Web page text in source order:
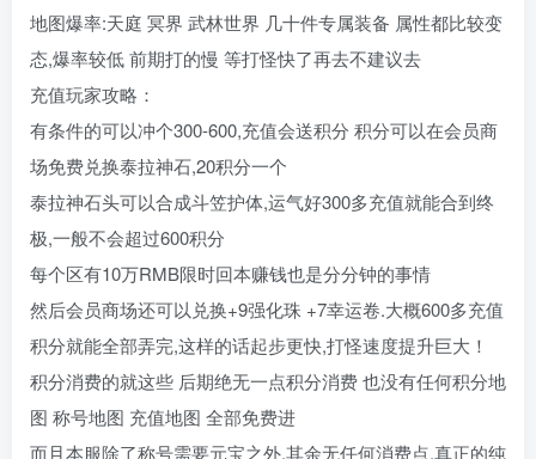
地图爆率:天庭 冥界 武林世界 几十件专属装备 属性都比较变
态,爆率较低 前期打的慢 等打怪快了再去不建议去
充值玩家攻略：
有条件的可以冲个300-600,充值会送积分 积分可以在会员商
场免费兑换泰拉神石,20积分一个
泰拉神石头可以合成斗笠护体,运气好300多充值就能合到终
极,一般不会超过600积分
每个区有10万RMB限时回本赚钱也是分分钟的事情
然后会员商场还可以兑换+9强化珠 +7幸运卷.大概600多充值
积分就能全部弄完,这样的话起步更快,打怪速度提升巨大！
积分消费的就这些 后期绝无一点积分消费 也没有任何积分地
图 称号地图 充值地图 全部免费进
而且本服除了称号需要元宝之外,其余无任何消费点,真正的纯